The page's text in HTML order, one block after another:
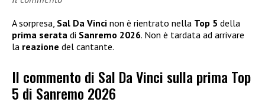
A sorpresa, Sal Da Vinci non è rientrato nella Top 5 della
prima serata di Sanremo 2026. Non è tardata ad arrivare
la reazione del cantante.
Il commento di Sal Da Vinci sulla prima Top
5 di Sanremo 2026